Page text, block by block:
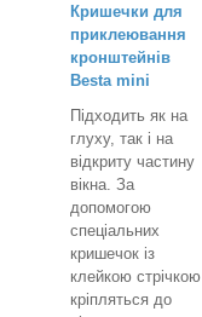
Кришечки для
приклеювання
кронштейнів
Besta mini
Підходить як на
глуху, так і на
відкриту частину
вікна. За
допомогою
спеціальних
кришечок із
клейкою стрічкою
кріпляться до